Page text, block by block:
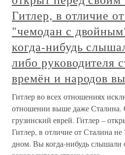
Гитлер, в отличие
"чемодан с
когда-нибудь
либо руководителя
времён и народов
Гитлер во всех отношениях
отношении выше даже Сталина.
грузинский еврей. Гитлер –
Гитлер, в отличие от Сталина
дном. Вы когда-нибудь слышали